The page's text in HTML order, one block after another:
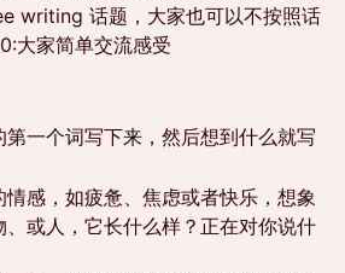
writing 话题，大家也可以不按照话
大家简单交流感受
一个词写下来，然后想到什么就写
感，如疲惫、焦虑或者快乐，想象
、或人，它长什么样？正在对你说什